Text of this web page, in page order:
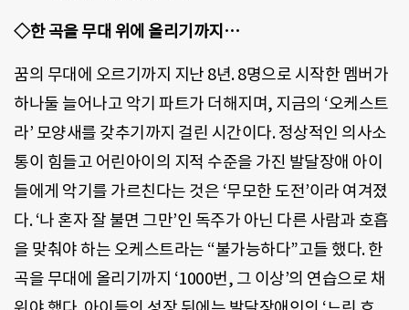
◇한 곡을 무대 위에 올리기까지…
꿈의 무대에 오르기까지 지난 8년. 8명으로 시작한 멤버가
하나둘 늘어나고 악기 파트가 더해지며, 지금의 ‘오케스트
라’ 모양새를 갖추기까지 걸린 시간이다. 정상적인 의사소
통이 힘들고 어린아이의 지적 수준을 가진 발달장애 아이
들에게 악기를 가르친다는 것은 ‘무모한 도전’이라 여겨졌
다. ‘나 혼자 잘 불면 그만’인 독주가 아닌 다른 사람과 호흡
을 맞춰야 하는 오케스트라는 “불가능하다”고들 했다. 한
곡을 무대에 올리기까지 ‘1000번, 그 이상’의 연습으로 채